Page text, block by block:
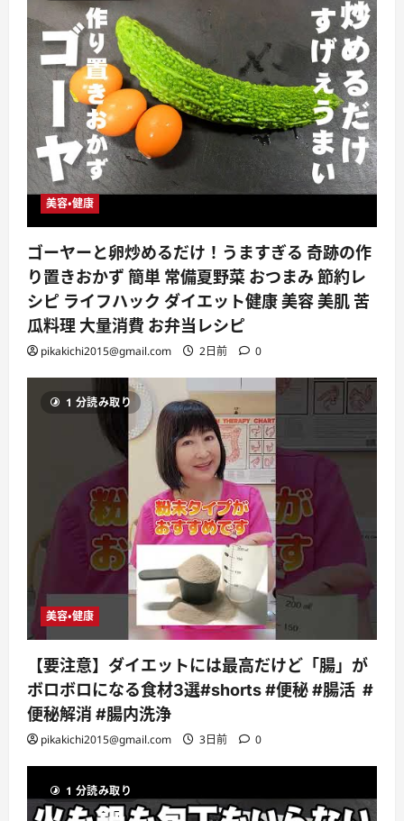
美容・健康
ゴーヤーと卵炒めるだけ！うますぎる 奇跡の作
り置きおかず 簡単 常備夏野菜 おつまみ 節約レ
シピ ライフハック ダイエット健康 美容 美肌 苦
瓜料理 大量消費 お弁当レシピ
pikakichi2015@gmail.com 2日前 0
1 分読み取り
美容・健康
【要注意】ダイエットには最高だけど「腸」が
ボロボロになる食材3選#shorts #便秘 #腸活 #
便秘解消 #腸内洗浄
pikakichi2015@gmail.com 3日前 0
1 分読み取り